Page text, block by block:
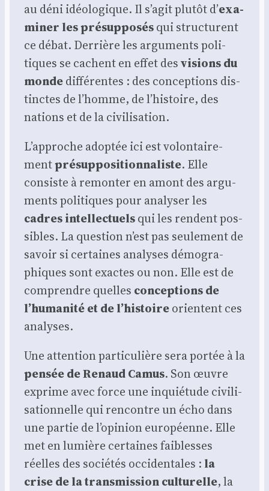
au déni idéo­lo­gique. Il s’agit plu­tôt d’exa­
mi­ner les pré­sup­po­sésqui struc­turent
ce débat. Der­rière les argu­ments poli­
tiques se cachent en effet desvisions du
mondedif­fé­rentes : des concep­tions dis­
tinctes de l’homme, de l’histoire, des
nations et de la civi­li­sa­tion.
L’approche adop­tée ici est volon­tai­re­
mentpré­sup­po­si­tion­na­liste. Elle
consiste à remon­ter en amont des argu­
ments poli­tiques pour ana­ly­ser les
cadres intel­lec­tuelsqui les rendent pos­
sibles. La ques­tion n’est pas seule­ment de
savoir si cer­taines ana­lyses démo­gra­
phiques sont exactes ou non. Elle est de
com­prendre quelles concep­tions de
l’humanité et de l’histoireorientent ces
ana­lyses.
Une atten­tion par­ti­cu­lière sera por­tée à la
pen­sée de Renaud Camus. Son œuvre
exprime avec force une inquié­tude civi­li­
sa­tion­nelle qui ren­contre un écho dans
une par­tie de l’opinion euro­péenne. Elle
met en lumière cer­taines fai­blesses
réelles des socié­tés occi­den­tales : la
crise de la trans­mis­sion cultu­relle, la